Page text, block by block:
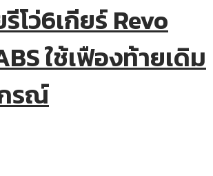
โว่6เกียร์ Revo
ใช้เฟืองท้ายเดิม
รณ์